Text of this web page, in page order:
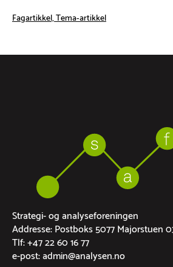
Fagartikkel, Tema-artikkel
Strategi- og analyseforeningen
Addresse: Postboks 5077 Majorstuen
Tlf: +47 22 60 16 77
e-post: admin@analysen.no